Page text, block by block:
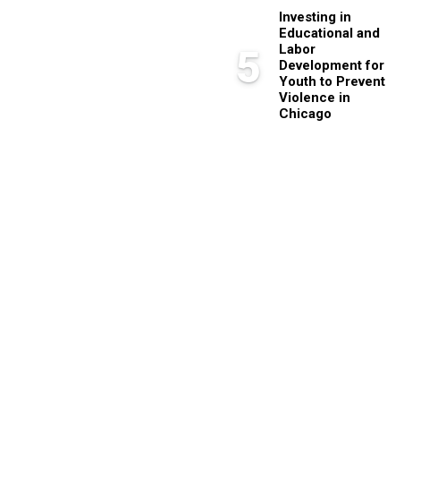
5
Investing in
Educational and
Labor
Development for
Youth to Prevent
Violence in
Chicago